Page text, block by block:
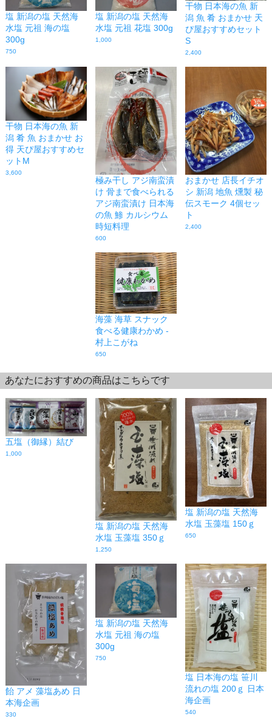
塩 新潟の塩 天然海
水塩 元祖 海の塩
300g
750
塩 新潟の塩 天然海
水塩 元祖 花塩 300g
1,000
干物 日本海の魚 新
潟 魚 肴 おまかせ 天
ぴ屋おすすめセット
S
2,400
干物 日本海の魚 新
潟 肴 魚 おまかせ お
得 天ぴ屋おすすめセ
ットM
3,600
極み干し アジ南蛮漬
け 骨まで食べられる
アジ南蛮漬け 日本海
の魚 鯵 カルシウム
時短料理
600
おまかせ 店長イチオ
シ 新潟 地魚 燻製 秘
伝スモーク 4個セッ
ト
2,400
海藻 海草 スナック
食べる健康わかめ -
村上こがね
650
あなたにおすすめの商品はこちらです
五塩（御縁）結び
1,000
塩 新潟の塩 天然海
水塩 玉藻塩 350ｇ
1,250
塩 新潟の塩 天然海
水塩 玉藻塩 150ｇ
650
飴 アメ 藻塩あめ 日
本海企画
330
塩 新潟の塩 天然海
水塩 元祖 海の塩
300g
750
塩 日本海の塩 笹川
流れの塩 200ｇ 日本
海企画
540